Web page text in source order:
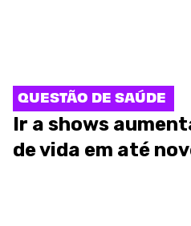
QUESTÃO DE SAÚDE
Ir a shows
de vida em até